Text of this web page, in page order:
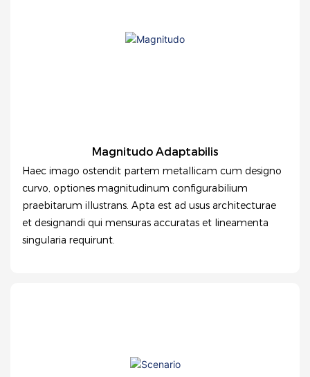
Magnitudo Adaptabilis
Haec imago ostendit partem metallicam cum designo
curvo, optiones magnitudinum configurabilium
praebitarum illustrans. Apta est ad usus architecturae
et designandi qui mensuras accuratas et lineamenta
singularia requirunt.